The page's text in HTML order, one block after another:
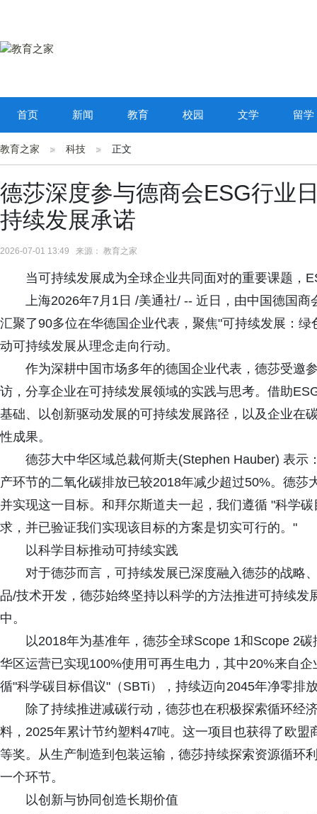
首页 新闻 教育 校园 文学 留学
教育之家 科技 正文
德莎深度参与德商会ESG行业
持续发展承诺
2026-07-01 13:49 来源： 教育之家
当可持续发展成为全球企业共同面对的重要课题，
上海2026年7月1日 /美通社/ -- 近日，由中国德国
汇聚了90多位在华德国企业代表，聚焦"可持续发展：
动可持续发展从理念走向行动。
作为深耕中国市场多年的德国企业代表，德莎受邀
访，分享企业在可持续发展领域的实践与思考。借助
基础、以创新驱动发展的可持续发展路径，以及企业在
性成果。
德莎大中华区域总裁何斯夫(Stephen Hauber) 表
产环节的二氧化碳排放已较2018年减少超过50%。德
并实现这一目标。和拜尔斯道夫一起，我们遵循 "科学
求，并已验证我们实现该目标的方案是切实可行的。"
以科学目标推动可持续实践
对于德莎而言，可持续发展已深度融入德莎的战略
品/技术开发，德莎始终坚持以科学的方法推进可持续
中。
以2018年为基准年，德莎全球Scope 1和Scope 2
华区运营已实现100%使用可再生电力，其中20%来自
循"科学碳目标倡议"（SBTi），持续迈向2045年净零排
除了持续推进减碳行动，德莎也在积极探索循环经
料，2025年累计节约塑料47吨。这一项目也获得了欧
等奖。从生产制造到包装运输，德莎持续探索资源循环
一个环节。
以创新与协同创造长期价值